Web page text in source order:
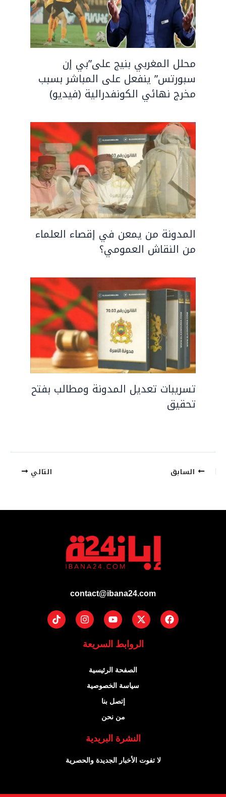
محلل المغربي بنيج على”بي إن
سبورتس” ينفعل على المباشر بسبب
مخرج نهائي الكونفدرالية (فيديو)
المدونة من يمعن في إقصاء العلماء
من النقاش العمومي؟
تسريبات تعديل المدونة ومطالب بفتح
تحقيق
السابق التالي
contact@ibana24.com
Facebook
X-
twitter
Youtube
Instagram
Tiktok
الروابط السريعة
الصفحة الرئيسية
سياسة الخصوصية
إتصل بنا
من نحن
النشرة البريدية
لا تفوت الأخبار الجديدة والحصرية